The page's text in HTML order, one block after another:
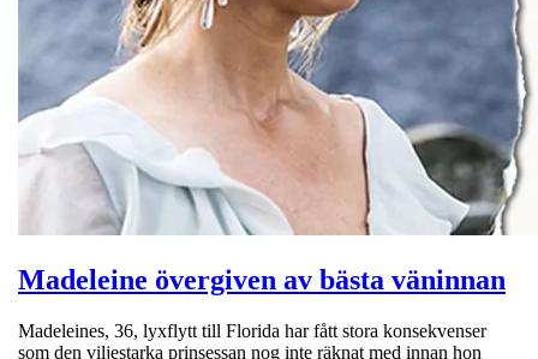
Madeleine övergiven av bästa väninnan
Madeleines, 36, lyxflytt till Florida har fått stora konsekvenser
som den viljestarka prinsessan nog inte räknat med innan hon